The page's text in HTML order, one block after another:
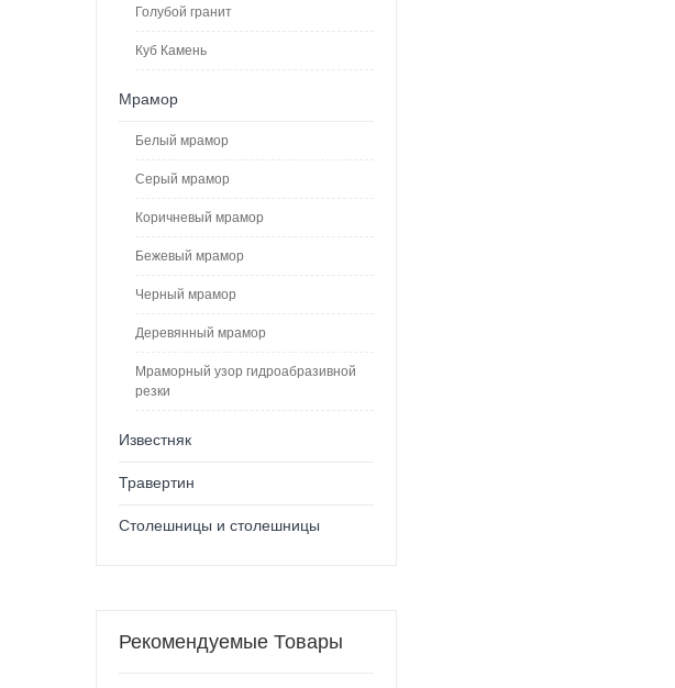
Голубой гранит
Куб Камень
Мрамор
Белый мрамор
Серый мрамор
Коричневый мрамор
Бежевый мрамор
Черный мрамор
Деревянный мрамор
Мраморный узор гидроабразивной
резки
Известняк
Травертин
Столешницы и столешницы
Рекомендуемые Товары